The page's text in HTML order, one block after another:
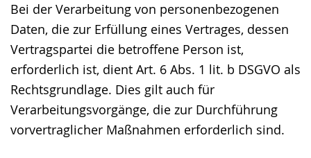
Bei der Verarbeitung von personenbezogenen
Daten, die zur Erfüllung eines Vertrages, dessen
Vertragspartei die betroffene Person ist,
erforderlich ist, dient Art. 6 Abs. 1 lit. b DSGVO als
Rechtsgrundlage. Dies gilt auch für
Verarbeitungsvorgänge, die zur Durchführung
vorvertraglicher Maßnahmen erforderlich sind.